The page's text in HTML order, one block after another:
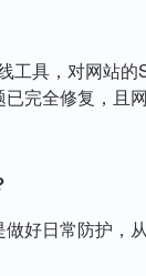
工具，对网站
完全修复，且
好日常防护，